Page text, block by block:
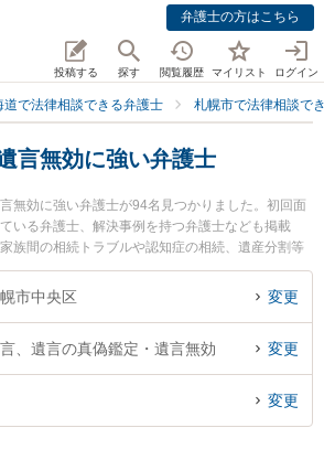
弁護士の方はこちら
投稿する 探す 閲覧履歴 マイリスト ログイン
道で法律相談できる弁護士 札幌市で法律相談で
言無効に強い弁護士
無効に強い弁護士が94名見つかりました。初回面
いる弁護士、解決事例を持つ弁護士なども掲載
族間の相続トラブルや認知症の相続、遺産分割等
索もでき便利です。特にベリーベスト法律事務所
やたいへい法律事務所の澁谷 朗弁護士、吉原法律
』『遺言無効のトラブル解決の実績豊富な近くの
相談無料で遺言無効を法律相談できる札幌市中央
い』などでお困りの相談者さんにおすすめです。
市中央区 変更
、遺言の真偽鑑定・遺言無効 変更
変更